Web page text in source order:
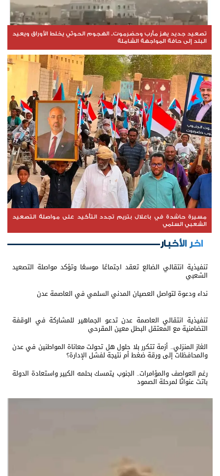
تصعيد جديد يهز مأرب وحضرموت.. الهجوم الحوثي يخلط الأوراق ويعيد
البلد إلى حافة المواجهة الشاملة
مسيرة حاشدة في باعلال بتريم تجدد التأكيد على مواصلة التصعيد
الشعبي السلمي
اخر الأخبار
تنفيذية انتقالي الضالع تعقد اجتماعًا موسعًا وتؤكد مواصلة التصعيد
الشعبي
نداء ودعوة لتواصل العصيان المدني السلمي في العاصمة عدن
تنفيذية انتقالي العاصمة عدن تدعو الجماهير للمشاركة في الوقفة
التضامنية مع المعتقل البطل معين المقرحي
الغاز المنزلي.. أزمة تتكرر بلا حلول هل تحولت معاناة المواطنين في عدن
والمحافظات إلى ورقة ضغط أم نتيجة لفشل الإدارة؟
رغم العواصف والمؤامرات.. الجنوب يتمسك بحلمه الكبير واستعادة الدولة
باتت عنوانًا لمرحلة الصمود